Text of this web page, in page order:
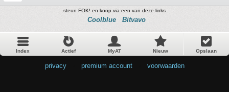
steun FOK! en koop via een van deze links
Coolblue Bitvavo
Index Actief MyAT Nieuw Opslaan
privacy premium account voorwaarden